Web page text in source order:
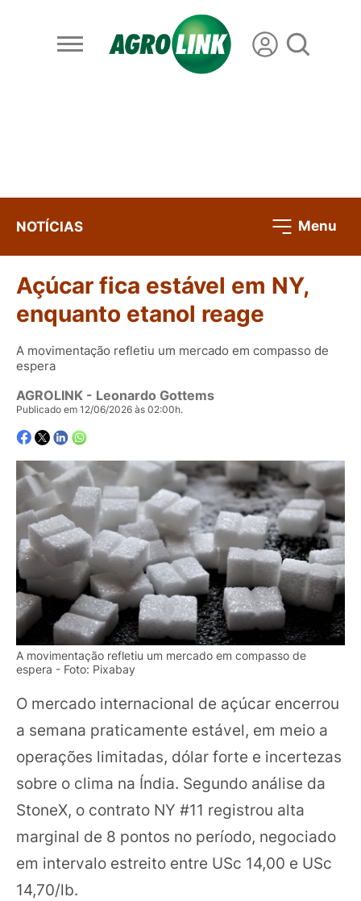
NOTÍCIAS Menu
Açúcar fica estável em NY,
enquanto etanol reage
A movimentação refletiu um mercado em compasso de
espera
AGROLINK - Leonardo Gottems
Publicado em 12/06/2026 às 02:00h.
A movimentação refletiu um mercado em compasso de
espera - Foto: Pixabay
O mercado internacional de açúcar encerrou
a semana praticamente estável, em meio a
operações limitadas, dólar forte e incertezas
sobre o clima na Índia. Segundo análise da
StoneX, o contrato NY #11 registrou alta
marginal de 8 pontos no período, negociado
em intervalo estreito entre USc 14,00 e USc
14,70/lb.